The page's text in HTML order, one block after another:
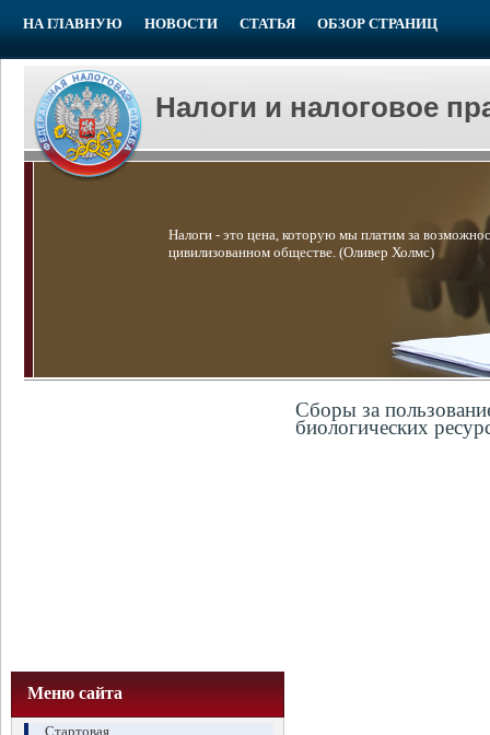
НА ГЛАВНУЮ НОВОСТИ СТАТЬЯ ОБЗОР СТРАНИЦ
Налоги и налоговое
Налоги - это цена, которую мы платим за
цивилизованном обществе. (Оливер Холмс)
Меню сайта
Стартовая
Сборы за
биологических